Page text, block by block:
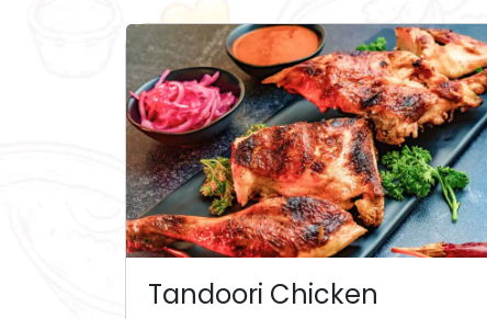
Tandoori Chicken